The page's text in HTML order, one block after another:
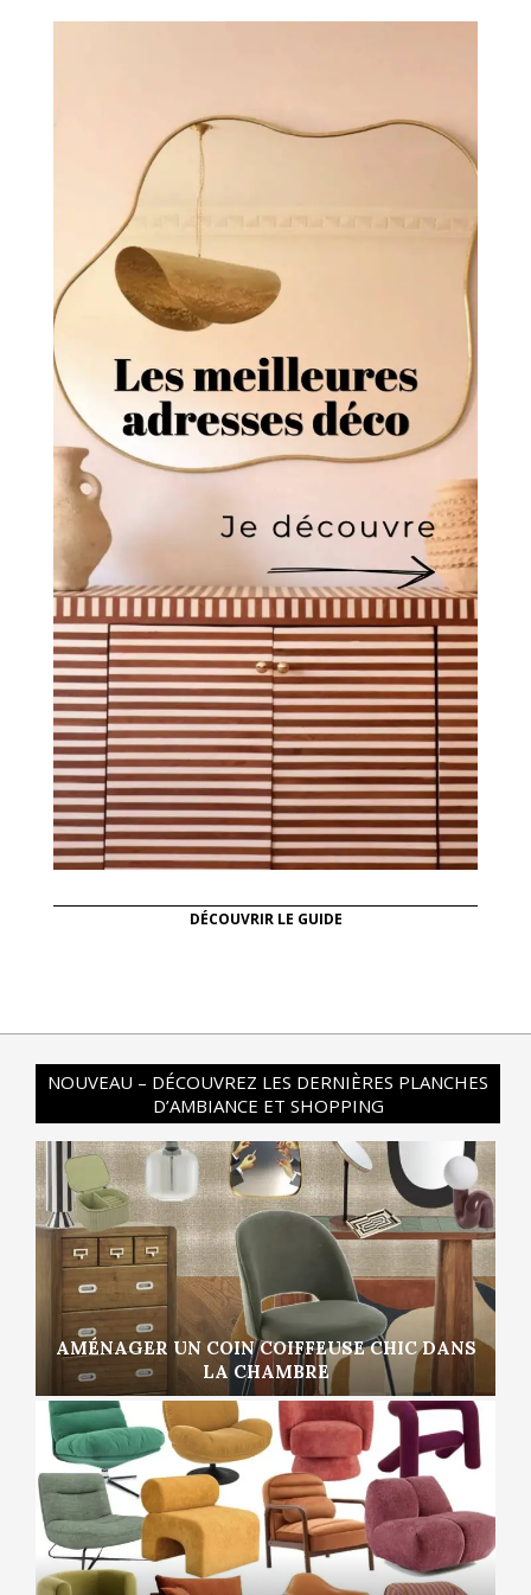
DÉCOUVRIR LE GUIDE
NOUVEAU – DÉCOUVREZ LES DERNIÈRES PLANCHES
D’AMBIANCE ET SHOPPING
AMÉNAGER UN COIN COIFFEUSE CHIC DANS
LA CHAMBRE